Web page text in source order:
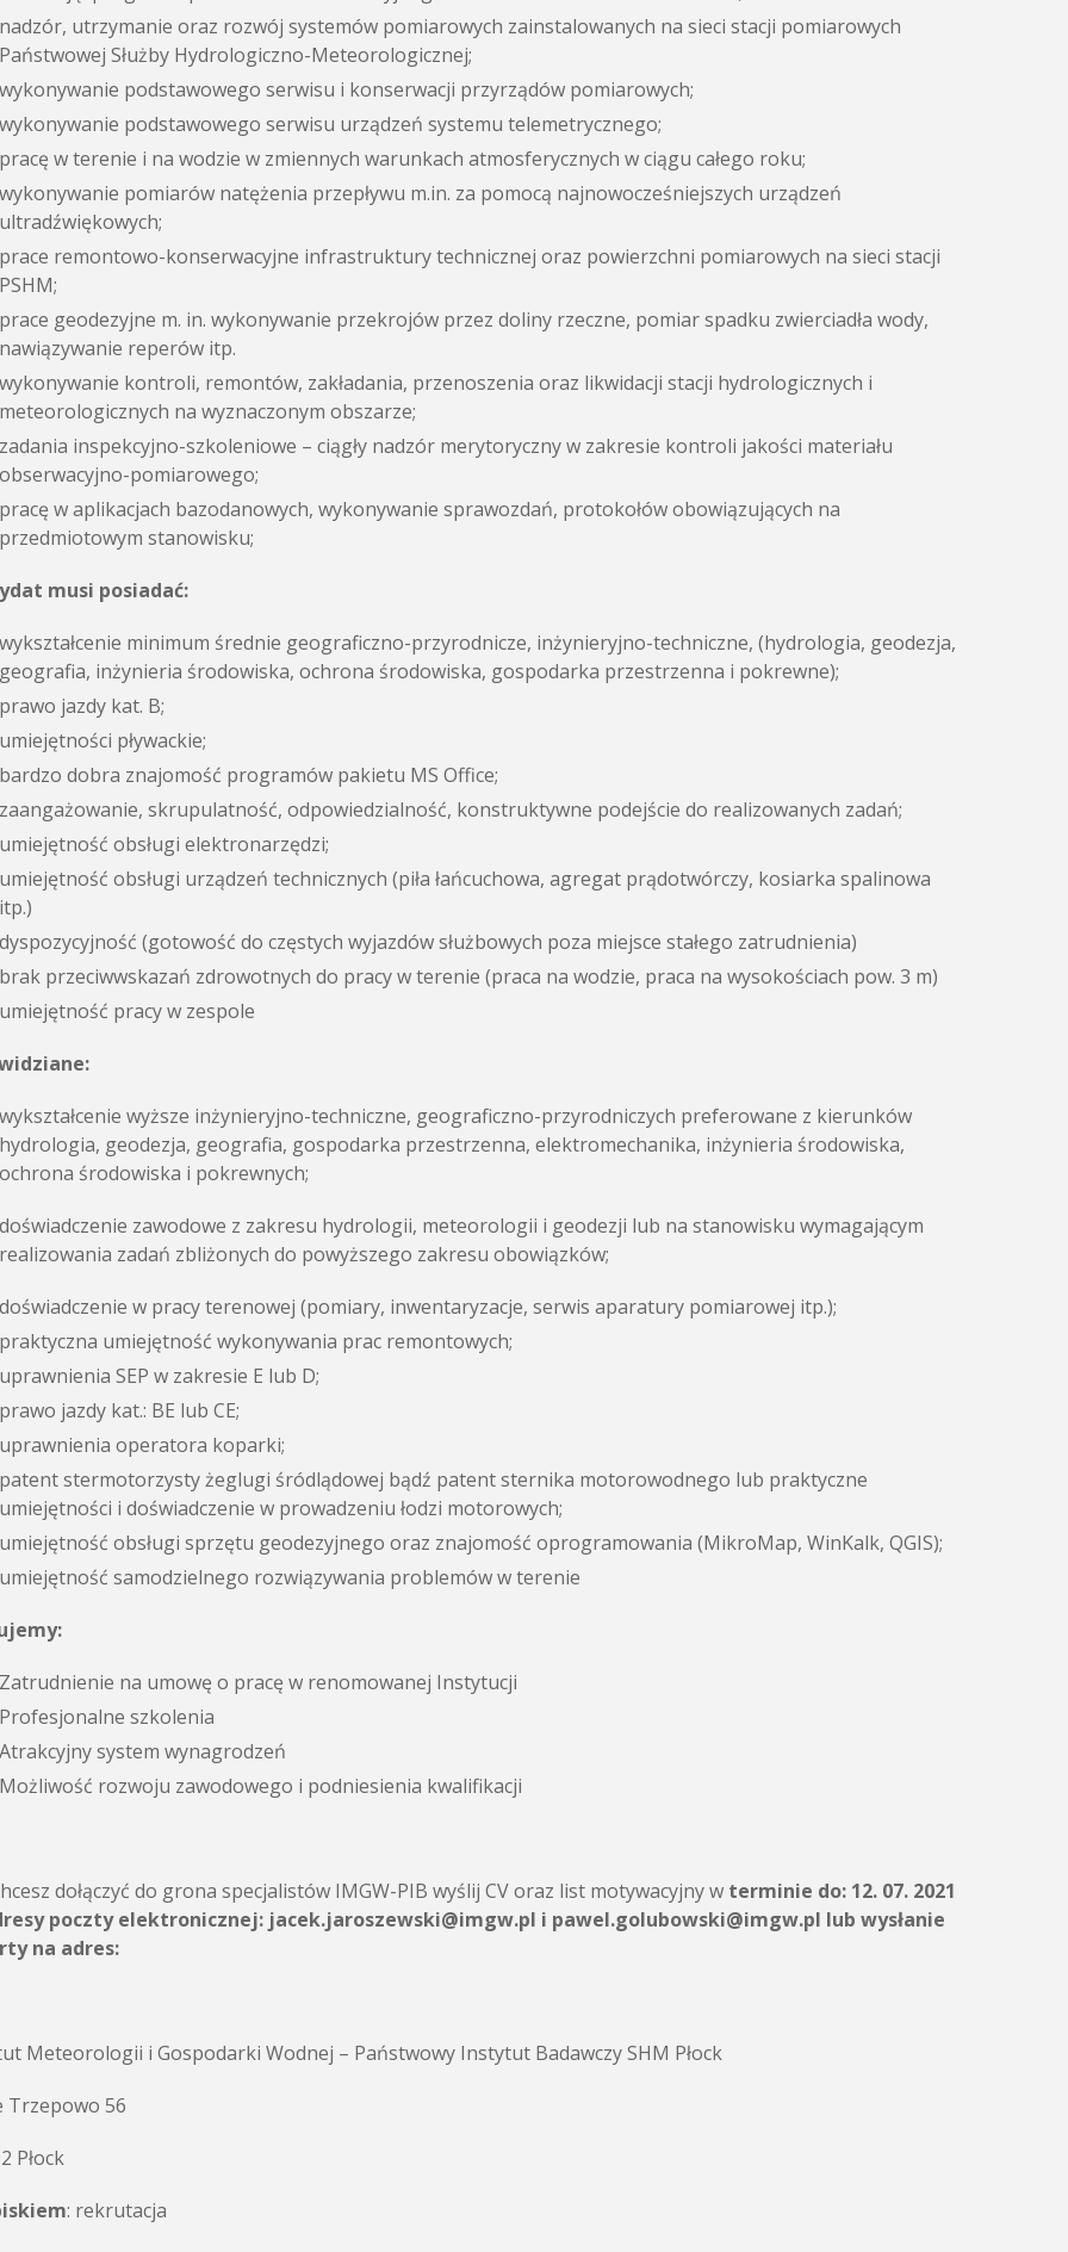
nadzór, utrzymanie oraz rozwój systemów pomiarowych zainstalowanych na sieci stacji pomiarowych
Państwowej Służby Hydrologiczno-Meteorologicznej;
wykonywanie podstawowego serwisu i konserwacji przyrządów pomiarowych;
wykonywanie podstawowego serwisu urządzeń systemu telemetrycznego;
pracę w terenie i na wodzie w zmiennych warunkach atmosferycznych w ciągu całego roku;
wykonywanie pomiarów natężenia przepływu m.in. za pomocą najnowocześniejszych urządzeń
ultradźwiękowych;
prace remontowo-konserwacyjne infrastruktury technicznej oraz powierzchni pomiarowych na sieci stacji
PSHM;
prace geodezyjne m. in. wykonywanie przekrojów przez doliny rzeczne, pomiar spadku zwierciadła wody,
nawiązywanie reperów itp.
wykonywanie kontroli, remontów, zakładania, przenoszenia oraz likwidacji stacji hydrologicznych i
meteorologicznych na wyznaczonym obszarze;
zadania inspekcyjno-szkoleniowe – ciągły nadzór merytoryczny w zakresie kontroli jakości materiału
obserwacyjno-pomiarowego;
pracę w aplikacjach bazodanowych, wykonywanie sprawozdań, protokołów obowiązujących na
przedmiotowym stanowisku;
musi posiadać:
wykształcenie minimum średnie geograficzno-przyrodnicze, inżynieryjno-techniczne, (hydrologia, geodezja,
geografia, inżynieria środowiska, ochrona środowiska, gospodarka przestrzenna i pokrewne);
prawo jazdy kat. B;
umiejętności pływackie;
bardzo dobra znajomość programów pakietu MS Office;
zaangażowanie, skrupulatność, odpowiedzialność, konstruktywne podejście do realizowanych zadań;
umiejętność obsługi elektronarzędzi;
umiejętność obsługi urządzeń technicznych (piła łańcuchowa, agregat prądotwórczy, kosiarka spalinowa
itp.)
dyspozycyjność (gotowość do częstych wyjazdów służbowych poza miejsce stałego zatrudnienia)
brak przeciwwskazań zdrowotnych do pracy w terenie (praca na wodzie, praca na wysokościach pow. 3 m)
umiejętność pracy w zespole
wykształcenie wyższe inżynieryjno-techniczne, geograficzno-przyrodniczych preferowane z kierunków
hydrologia, geodezja, geografia, gospodarka przestrzenna, elektromechanika, inżynieria środowiska,
ochrona środowiska i pokrewnych;
doświadczenie zawodowe z zakresu hydrologii, meteorologii i geodezji lub na stanowisku wymagającym
realizowania zadań zbliżonych do powyższego zakresu obowiązków;
doświadczenie w pracy terenowej (pomiary, inwentaryzacje, serwis aparatury pomiarowej itp.);
praktyczna umiejętność wykonywania prac remontowych;
uprawnienia SEP w zakresie E lub D;
prawo jazdy kat.: BE lub CE;
uprawnienia operatora koparki;
patent stermotorzysty żeglugi śródlądowej bądź patent sternika motorowodnego lub praktyczne
umiejętności i doświadczenie w prowadzeniu łodzi motorowych;
umiejętność obsługi sprzętu geodezyjnego oraz znajomość oprogramowania (MikroMap, WinKalk, QGIS);
umiejętność samodzielnego rozwiązywania problemów w terenie
Zatrudnienie na umowę o pracę w renomowanej Instytucji
Profesjonalne szkolenia
Atrakcyjny system wynagrodzeń
Możliwość rozwoju zawodowego i podniesienia kwalifikacji
dołączyć do grona specjalistów IMGW-PIB wyślij CV oraz list motywacyjny w terminie do: 12. 07. 2021
poczty elektronicznej: jacek.jaroszewski@imgw.pl i pawel.golubowski@imgw.pl lub wysłanie
na adres:
Meteorologii i Gospodarki Wodnej – Państwowy Instytut Badawczy SHM Płock
Trzepowo 56
Płock
: rekrutacja